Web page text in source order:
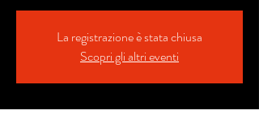
La registrazione è stata chiusa
Scopri gli altri eventi